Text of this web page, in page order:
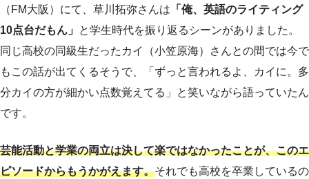
（FM大阪）にて、草川拓弥さんは 「俺、英語のライティング
10点台だもん」 と学生時代を振り返るシーンがありました。
同じ高校の同級生だったカイ（小笠原海）さんとの間では今で
もこの話が出てくるそうで、「ずっと言われるよ、カイに。多
分カイの方が細かい点数覚えてる」と笑いながら語っていたん
です。
芸能活動と学業の両立は決して楽ではなかったことが、このエ
ピソードからもうかがえます。それでも高校を卒業しているの